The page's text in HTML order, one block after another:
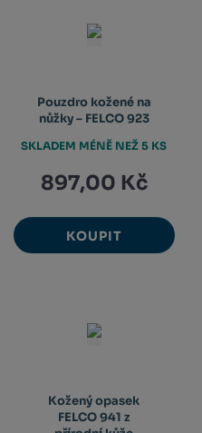
Pouzdro kožené na
nůžky – FELCO 923
897,00 Kč
KOUPIT
SKLADEM MÉNĚ NEŽ 5 KS
Kožený opasek
FELCO 941 z